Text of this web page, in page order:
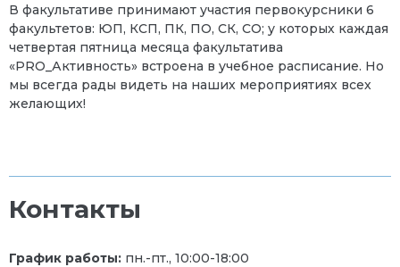
В факультативе принимают участия первокурсники 6
факультетов: ЮП, КСП, ПК, ПО, СК, СО; у которых каждая
четвертая пятница месяца факультатива
«PRO_Активность» встроена в учебное расписание. Но
мы всегда рады видеть на наших мероприятиях всех
желающих!
Контакты
График работы: пн.-пт., 10:00-18:00